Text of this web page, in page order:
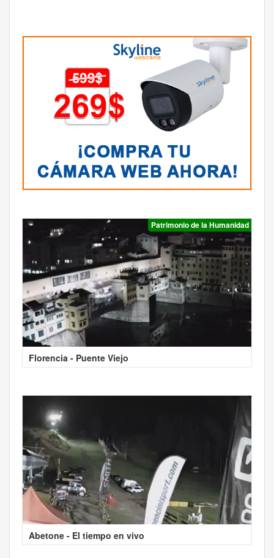
Patrimonio de la Humanidad
Florencia - Puente Viejo
Abetone - El tiempo en vivo